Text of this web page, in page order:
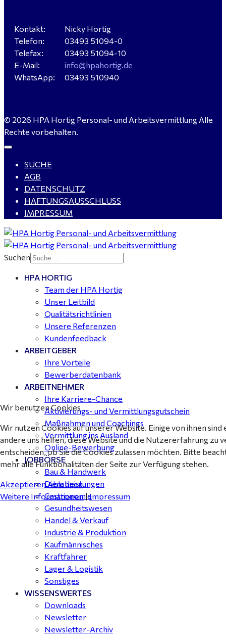
Servicemeister Kfz (m/w/d) - Bitterfeld-Wolfen
gesucht - ab 4.500,00 €
Rohrleitungsbau - Tagschicht - Leuna ab 20 €
Kalkulator (m/w/d) mit technischen Erfahrungen
gesucht für Halle (Saale) - ab 4.000 €
25
Mitarbeiter Wohnungssanierung / Maler (m/w/d)
Dessau-Roßlau - ab 18,00 €
Kontakt:
Telefon:
Telefax:
E-Mail:
WhatsApp:
Nicky Hortig
03493 51094-0
03493 51094-10
info@hpahortig.de
03493 510940
© 2026 HPA Hortig Personal- und Arbeitsvermittlung Alle
Rechte vorbehalten.
SUCHE
AGB
DATENSCHUTZ
HAFTUNGSAUSSCHLUSS
IMPRESSUM
Suchen
HPA HORTIG
Team der HPA Hortig
Unser Leitbild
Qualitätsrichtlinien
Unsere Referenzen
Kundenfeedback
ARBEITGEBER
Ihre Vorteile
Bewerberdatenbank
ARBEITNEHMER
Ihre Karriere-Chance
Aktivierungs- und Vermittlungsgutschein
Maßnahmen und Coachings
Vermittlung ins Ausland
Online-Bewerbung
JOBBÖRSE
Bau & Handwerk
Dienstleistungen
Gastronomie
Gesundheitswesen
Handel & Verkauf
Industrie & Produktion
Kaufmännisches
Kraftfahrer
Lager & Logistik
Sonstiges
WISSENSWERTES
Downloads
Newsletter
Newsletter-Archiv
Wir benutzen Cookies
Wir nutzen Cookies auf unserer Website. Einige von ihnen
andere uns helfen, diese Website und die Nutzererfahrung zu
entscheiden, ob Sie die Cookies zulassen möchten. Bitte
mehr alle Funktionalitäten der Seite zur Verfügung stehen.
AkzeptierenAblehnen
Weitere Informationen|Impressum